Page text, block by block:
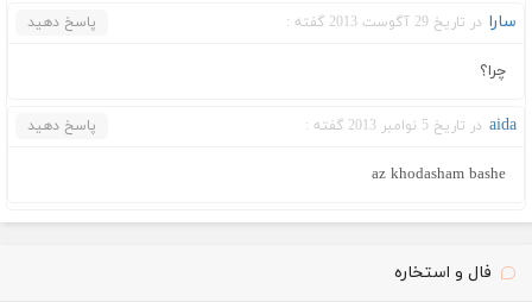
سارا در تاریخ 29 آگوست 2013 گفته : پاسخ دهید
چرا؟
aida در تاریخ 5 نوامبر 2013 گفته : پاسخ دهید
az khodasham bashe
فال و استخاره